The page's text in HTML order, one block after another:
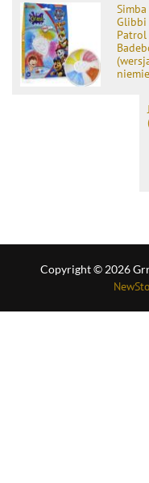
Simba
Glibbi
Patrol
Copyright © 2026